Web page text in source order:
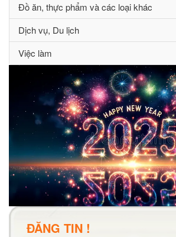
Đồ ăn, thực phẩm và các loại khác
Dịch vụ, Du lịch
Việc làm
ĐĂNG TIN !